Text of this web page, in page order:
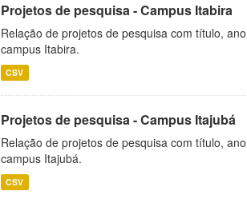
Projetos de pesquisa - Campus Itabira
Relação de projetos de pesquisa com título,
campus Itabira.
CSV
Projetos de pesquisa - Campus Itajubá
Relação de projetos de pesquisa com título,
campus Itajubá.
CSV